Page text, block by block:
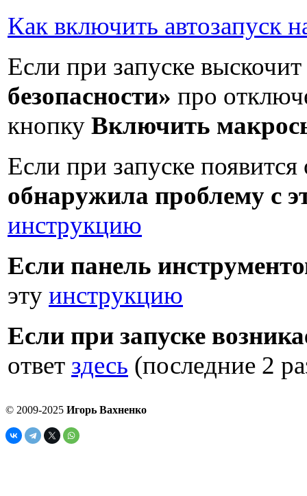
Как включить автозапуск
Если при запуске
безопасности» про
кнопку Включить
Если при запуске
обнаружила проблему с
инструкцию
Если панель
эту инструкцию
Если при запуске
ответ здесь (последние 2
© 2009-2025 Игорь Вахненко